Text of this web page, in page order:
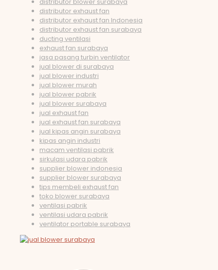
distributor blower surabaya
distributor exhaust fan
distributor exhaust fan Indonesia
distributor exhaust fan surabaya
ducting ventilasi
exhaust fan surabaya
jasa pasang turbin ventilator
jual blower di surabaya
jual blower industri
jual blower murah
jual blower pabrik
jual blower surabaya
jual exhaust fan
jual exhaust fan surabaya
jual kipas angin surabaya
kipas angin industri
macam ventilasi pabrik
sirkulasi udara pabrik
supplier blower indonesia
supplier blower surabaya
tips membeli exhaust fan
toko blower surabaya
ventilasi pabrik
ventilasi udara pabrik
ventilator portable surabaya